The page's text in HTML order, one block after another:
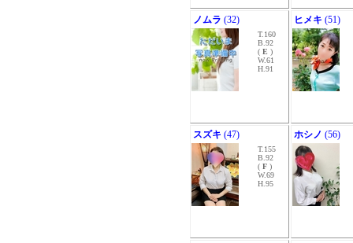
ノムラ (32)
T.160
B.92
( E )
W.61
H.91
ヒメキ (51)
スズキ (47)
T.155
B.92
( F )
W.69
H.95
ホシノ (56)